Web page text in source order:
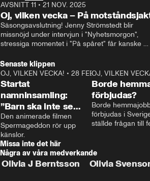
AVSNITT 11 • 21 NOV. 2025
Oj, vilken vecka – På
Säsongsavslutning! Jenny Strömstedt blir
missnöjd under intervjun i "Nyhetsmorgon",
stressiga momentet i "På spåret" får kanske
Liberalerna om? I studion: Oisin Cantwell och
Karin Pettersson.
Senaste klippen
2:40
OJ, VILKEN VECKA! • 28 FEB. 2025
Startat
namninsamling:
”Barn ska inte se
porr”
Den animerade filmen
Spermageddon rör upp
känslor.
OJ, VILKEN
Borde
förbjudas?
Borde
förbjudas i
ställde frågan till
Missa inte det här
Några av våra medverkande
Olivia J Berntsson Olivia